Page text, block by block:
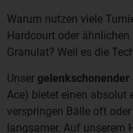
Warum nutzen viele
Hardcourt oder
Granulat? Weil es die
Unser gelenkschonender
Ace) bietet einen absolut
verspringen Bälle oft
langsamer. Auf unserem